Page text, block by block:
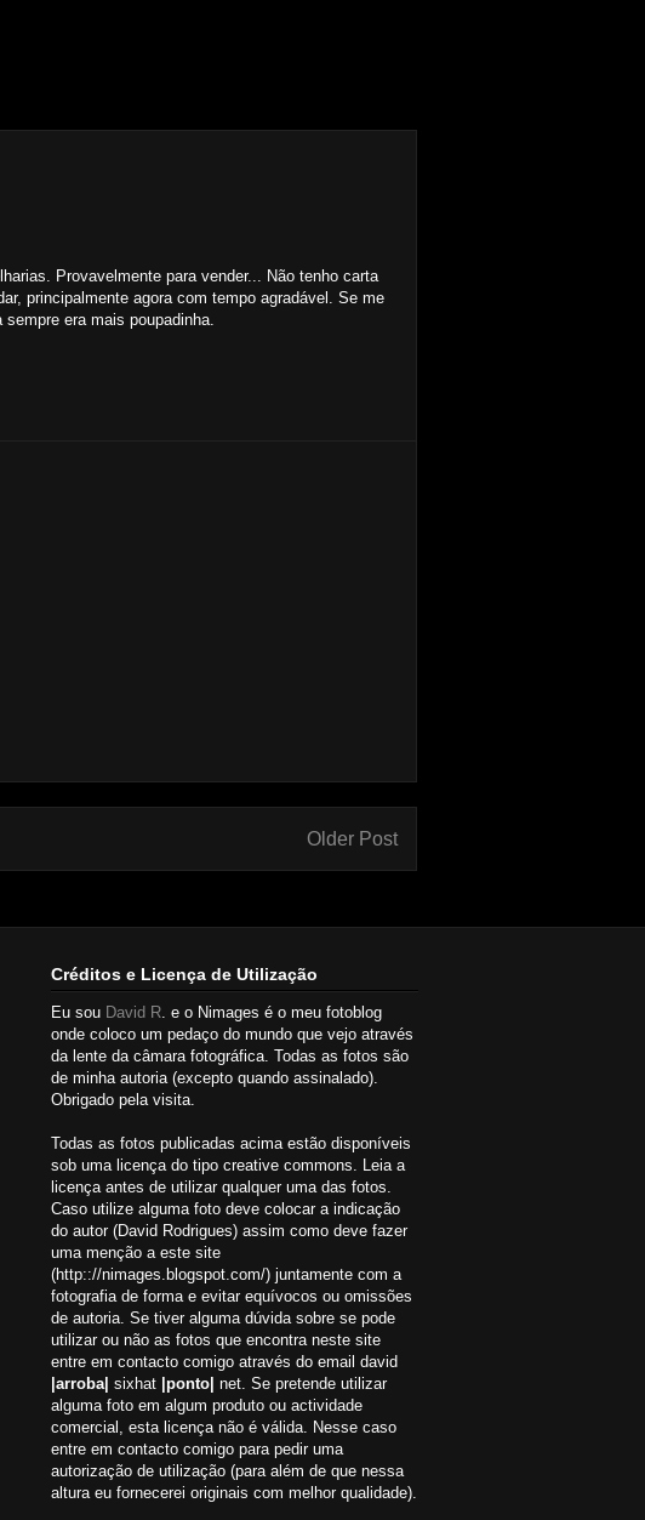
Provavelmente para vender... Não tenho carta
principalmente agora com tempo agradável. Se me
era mais poupadinha.
Older Post
Créditos e Licença de Utilização
Eu sou David R. e o Nimages é o meu fotoblog
onde coloco um pedaço do mundo que vejo através
da lente da câmara fotográfica. Todas as fotos são
de minha autoria (excepto quando assinalado).
Obrigado pela visita.
Todas as fotos publicadas acima estão disponíveis
sob uma licença do tipo creative commons. Leia a
licença antes de utilizar qualquer uma das fotos.
Caso utilize alguma foto deve colocar a indicação
do autor (David Rodrigues) assim como deve fazer
uma menção a este site
(http:://nimages.blogspot.com/) juntamente com a
fotografia de forma e evitar equívocos ou omissões
de autoria. Se tiver alguma dúvida sobre se pode
utilizar ou não as fotos que encontra neste site
entre em contacto comigo através do email david
|arroba| sixhat |ponto| net. Se pretende utilizar
alguma foto em algum produto ou actividade
comercial, esta licença não é válida. Nesse caso
entre em contacto comigo para pedir uma
autorização de utilização (para além de que nessa
altura eu fornecerei originais com melhor qualidade).